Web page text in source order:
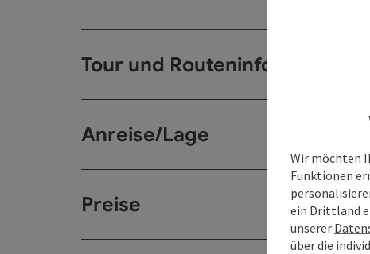
Tour und Routeninformationen
Anreise/Lage
Preise
Wir möchten
Funktionen
ein Drittland
unserer
über die